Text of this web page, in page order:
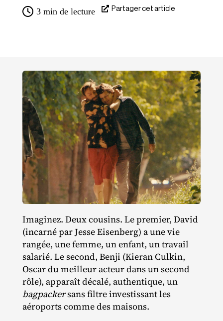
3 min de lecture Partager cet article
Imaginez. Deux cousins. Le premier, David
(incarné par Jesse Eisenberg) a une vie
rangée, une femme, un enfant, un travail
salarié. Le second, Benji (Kieran Culkin,
Oscar du meilleur acteur dans un second
rôle), apparaît décalé, authentique, un
bagpackersans filtre investissant les
aéroports comme des maisons.